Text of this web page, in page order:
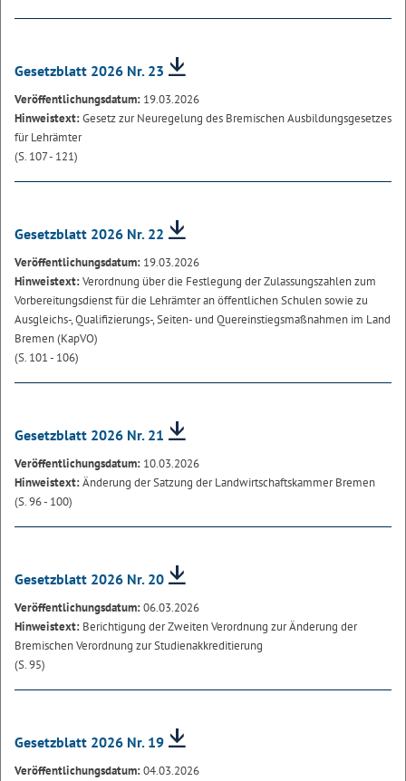
Gesetzblatt 2026 Nr. 23
Veröffentlichungsdatum: 19.03.2026
Hinweistext:Gesetz zur Neuregelung des Bremischen Ausbildungsgesetzes
für Lehrämter
(S. 107 - 121)
Gesetzblatt 2026 Nr. 22
Veröffentlichungsdatum: 19.03.2026
Hinweistext:Verordnung über die Festlegung der Zulassungszahlen zum
Vorbereitungsdienst für die Lehrämter an öffentlichen Schulen sowie zu
Ausgleichs-, Qualifizierungs-, Seiten- und Quereinstiegsmaßnahmen im Land
Bremen (KapVO)
(S. 101 - 106)
Gesetzblatt 2026 Nr. 21
Veröffentlichungsdatum: 10.03.2026
Hinweistext:Änderung der Satzung der Landwirtschaftskammer Bremen
(S. 96 - 100)
Gesetzblatt 2026 Nr. 20
Veröffentlichungsdatum:06.03.2026
Hinweistext: Berichtigung der Zweiten Verordnung zur Änderung der
Bremischen Verordnung zur Studienakkreditierung
(S. 95)
Gesetzblatt 2026 Nr. 19
Veröffentlichungsdatum:04.03.2026